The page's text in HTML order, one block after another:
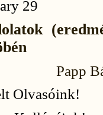
29
Papp
Olvasóink!